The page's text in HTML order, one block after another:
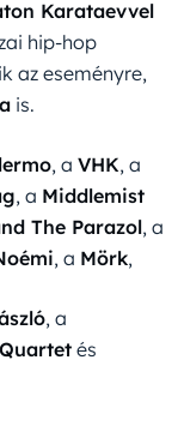
Karataevvel
hip-hop
az eseményre,
is.
, a VHK, a
, a Middlemist
The Parazol, a
, a Mörk,
, a
és